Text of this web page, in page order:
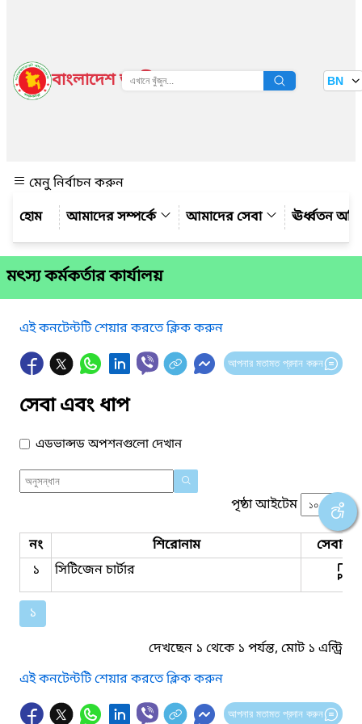
বাংলাদেশ জাতীয় তথ্য বাতায়ন BN
মেনু নির্বাচন করুন
আমাদের সম্পর্কে
আমাদের সেবা ঊর্ধ্বতন
মৎস্য কর্মকর্তার কার্যালয়
এই কনটেন্টটি শেয়ার করতে ক্লিক করুন
আপনার মতামত প্রদান করুন
সেবা এবং ধাপ
এডভান্সড অপশনগুলো দেখান
পৃষ্ঠা আইটেম
নং শিরোনাম
সেবার
১
সিটিজেন চার্টার
১
দেখছেন ১ থেকে ১ পর্যন্ত, মোট ১ এন্ট্রি
এই কনটেন্টটি শেয়ার করতে ক্লিক করুন
আপনার মতামত প্রদান করুন